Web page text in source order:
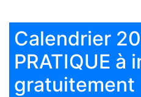
Calendrier
PRATIQUE à
gratuitement